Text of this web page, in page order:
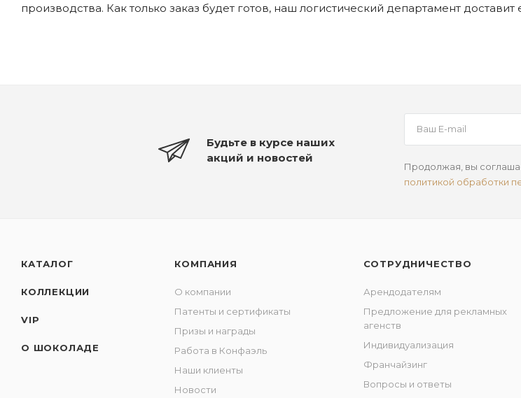
производства. Как только заказ будет готов, наш логистический департамент доставит
Будьте в курсе наших
акций и новостей
Продолжая, вы
политикой обработки
КАТАЛОГ
КОЛЛЕКЦИИ
VIP
О ШОКОЛАДЕ
КОМПАНИЯ
О компании
Патенты и сертификаты
Призы и награды
Работа в Конфаэль
Наши клиенты
Новости
СОТРУДНИЧЕСТВО
Арендодателям
Предложение для рекламных
агенств
Индивидуализация
Франчайзинг
Вопросы и ответы